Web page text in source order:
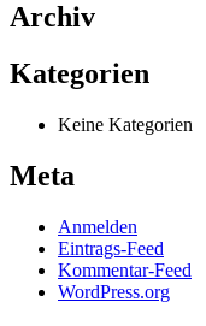
Archiv
Kategorien
Keine Kategorien
Meta
Anmelden
Eintrags-Feed
Kommentar-Feed
WordPress.org